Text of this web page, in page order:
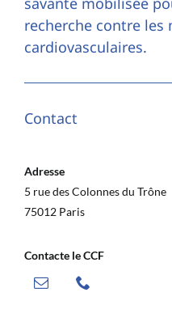
recherche contre les
cardiovasculaires.
Contact
Adresse
5 rue des Colonnes du Trône
75012 Paris
Contacte le CCF